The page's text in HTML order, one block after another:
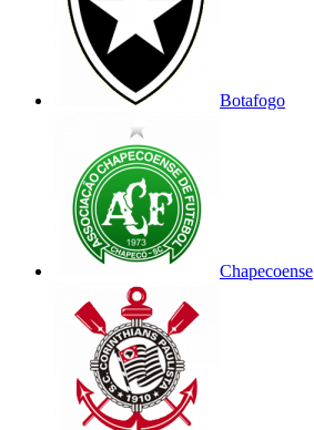
Botafogo
Chapecoense